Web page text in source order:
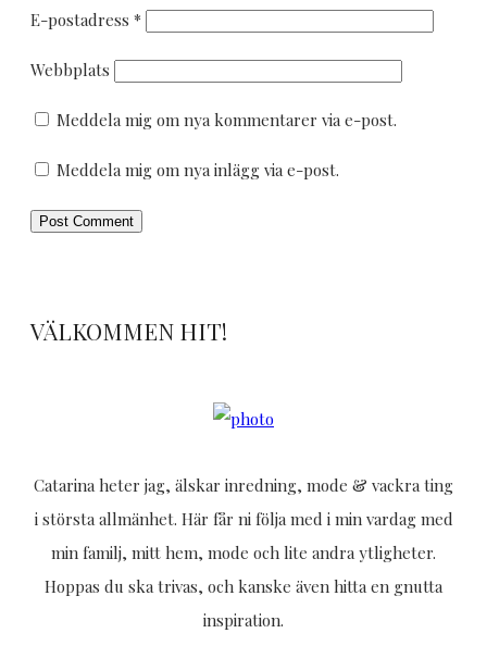
E-postadress *
Webbplats
Meddela mig om nya kommentarer via e-post.
Meddela mig om nya inlägg via e-post.
VÄLKOMMEN HIT!
Catarina heter jag, älskar inredning, mode & vackra ting
i största allmänhet. Här får ni följa med i min vardag med
min familj, mitt hem, mode och lite andra ytligheter.
Hoppas du ska trivas, och kanske även hitta en gnutta
inspiration.